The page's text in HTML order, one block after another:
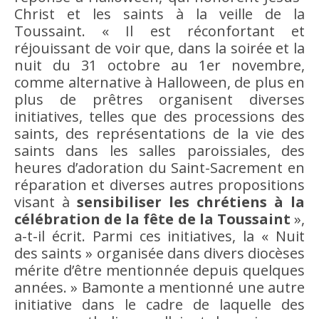
Christ et les saints à la veille de la
Toussaint. « Il est réconfortant et
réjouissant de voir que, dans la soirée et la
nuit du 31 octobre au 1er novembre,
comme alternative à Halloween, de plus en
plus de prêtres organisent diverses
initiatives, telles que des processions des
saints, des représentations de la vie des
saints dans les salles paroissiales, des
heures d’adoration du Saint-Sacrement en
réparation et diverses autres propositions
visant à sensibiliser les chrétiens à la
célébration de la fête de la Toussaint »,
a-t-il écrit. Parmi ces initiatives, la « Nuit
des saints » organisée dans divers diocèses
mérite d’être mentionnée depuis quelques
années. » Bamonte a mentionné une autre
initiative dans le cadre de laquelle des